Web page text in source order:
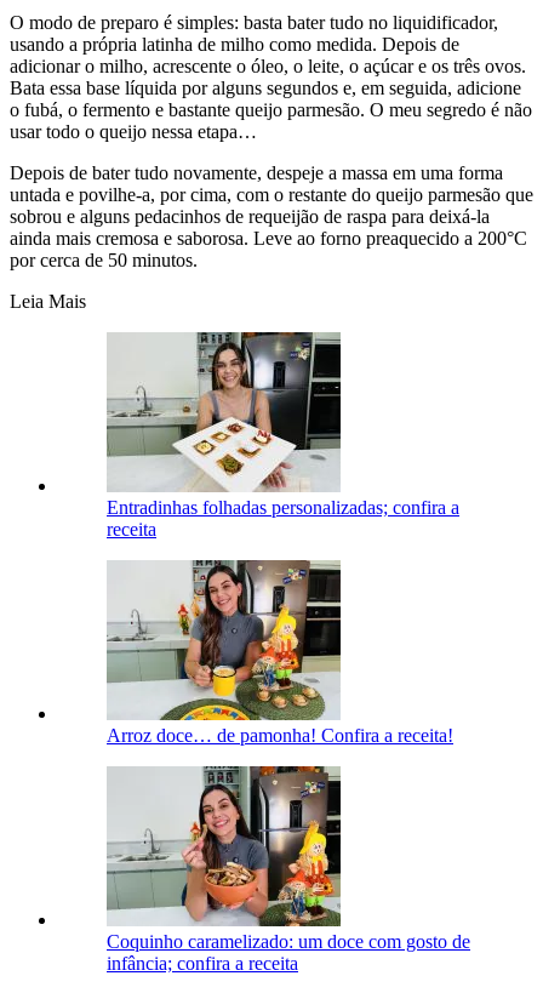
O modo de preparo é simples: basta bater tudo no liquidificador,
usando a própria latinha de milho como medida. Depois de
adicionar o milho, acrescente o óleo, o leite, o açúcar e os três ovos.
Bata essa base líquida por alguns segundos e, em seguida, adicione
o fubá, o fermento e bastante queijo parmesão. O meu segredo é não
usar todo o queijo nessa etapa…
Depois de bater tudo novamente, despeje a massa em uma forma
untada e povilhe-a, por cima, com o restante do queijo parmesão que
sobrou e alguns pedacinhos de requeijão de raspa para deixá-la
ainda mais cremosa e saborosa. Leve ao forno preaquecido a 200°C
por cerca de 50 minutos.
Leia Mais
Entradinhas folhadas personalizadas; confira a
receita
Arroz doce… de pamonha! Confira a receita!
Coquinho caramelizado: um doce com gosto de
infância; confira a receita